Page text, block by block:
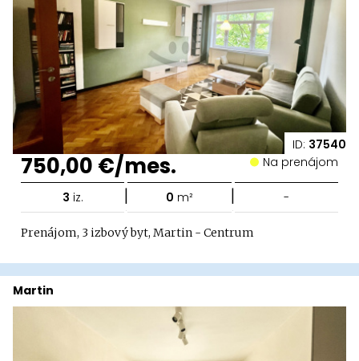
ID: 37540
750,00 €/mes. Na prenájom
3 iz. | 0 m² | -
Prenájom, 3 izbový byt, Martin - Centrum
Martin